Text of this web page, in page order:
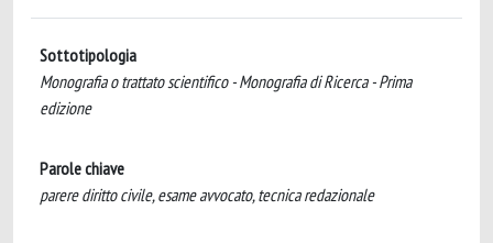
Sottotipologia
Monografia o trattato scientifico - Monografia di Ricerca - Prima
edizione
Parole chiave
parere diritto civile, esame avvocato, tecnica redazionale